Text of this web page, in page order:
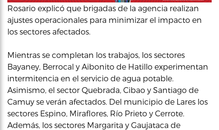
Rosario explicó que brigadas de la agencia realizan
ajustes operacionales para minimizar el impacto en
los sectores afectados.
Mientras se completan los trabajos, los sectores
Bayaney, Berrocal y Aibonito de Hatillo experimentan
intermitencia en el servicio de agua potable.
Asimismo, el sector Quebrada, Cibao y Santiago de
Camuy se verán afectados. Del municipio de Lares los
sectores Espino, Miraflores, Río Prieto y Cerrote.
Además, los sectores Margarita y Gaujataca de